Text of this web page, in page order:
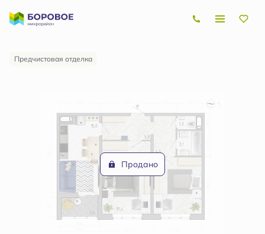
2-комнатная Цена по запросу
Ипотекаот 21 175 руб.
Предчистовая отделка
Продано